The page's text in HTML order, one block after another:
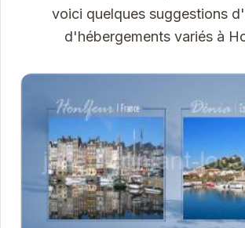
voici quelques suggestions
d'hébergements variés à